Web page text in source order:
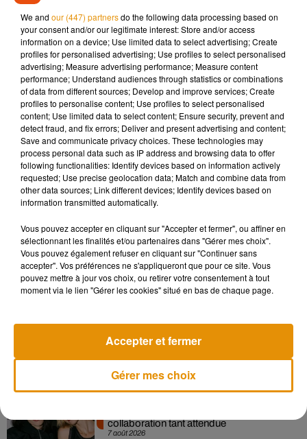
Si tout fonctionne comme le rêve la société, les premiers
tests pourraient avoir lieu en 2021. Les porteurs du Space
Train, attendent désormais la délivrance d’un arrêté
autorisant l’utilisation de ce fameux rail. A savoir que la
société prévoit de créer une soixantaine d’emplois d’ici 2025.
Musique
7 août 2026
7 août 2026
collaboration tant attendue
We and our (447) partnersdo the following data processing based on
your consent and/or our legitimate interest: Store and/or access
information on a device; Use limited data to select advertising; Create
profiles for personalised advertising; Use profiles to select personalised
advertising; Measure advertising performance; Measure content
performance; Understand audiences through statistics or combinations
of data from different sources; Develop and improve services; Create
profiles to personalise content; Use profiles to select personalised
content; Use limited data to select content; Ensure security, prevent and
detect fraud, and fix errors; Deliver and present advertising and content;
Save and communicate privacy choices. These technologies may
process personal data such as IP address and browsing data to offer
following functionalities: Identify devices based on information actively
requested; Use precise geolocation data; Match and combine data from
other data sources; Link different devices; Identify devices based on
information transmitted automatically.
Vous pouvez accepter en cliquant sur "Accepter et fermer", ou affiner en
sélectionnant les finalités et/ou partenaires dans "Gérer mes choix".
Vous pouvez également refuser en cliquant sur "Continuer sans
accepter". Vos préférences ne s'appliqueront que pour ce site. Vous
pouvez mettre à jour vos choix, ou retirer votre consentement à tout
moment via le lien "Gérer les cookies" situé en bas de chaque page.
Gérer mes choix
Accepter et fermer